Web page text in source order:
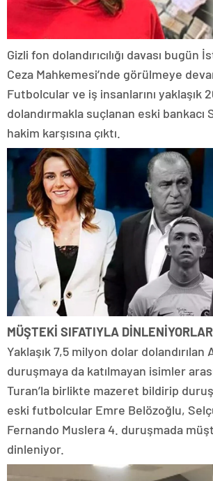
Gizli fon dolandırıcılığı davası bugün
Ceza Mahkemesi’nde görülmeye
Futbolcular ve iş insanlarını yaklaşık
dolandırmakla suçlanan eski bankacı
hakim karşısına çıktı.
MÜŞTEKİ SIFATIYLA DİNLENİYORLAR
Yaklaşık 7,5 milyon dolar dolandırılan
duruşmaya da katılmayan isimler
Turan’la birlikte mazeret bildirip
eski futbolcular Emre Belözoğlu,
Fernando Muslera 4. duruşmada
dinleniyor.